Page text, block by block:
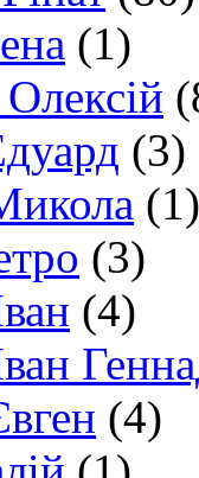
(1)
(3)
(1)
(3)
(4)
(4)